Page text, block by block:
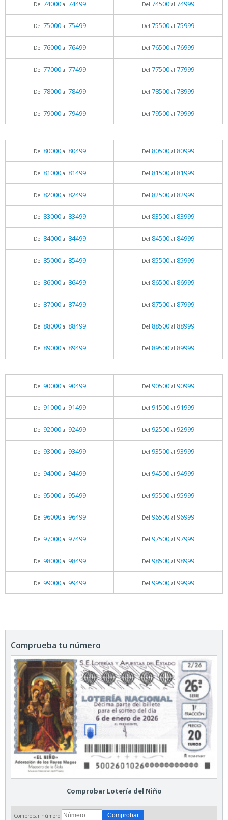
Del 74000al 74499 Del 74500al 74999
Del 75000al 75499 Del 75500al 75999
Del 76000al 76499 Del 76500al 76999
Del 77000al 77499 Del 77500al 77999
Del 78000al 78499 Del 78500al 78999
Del 79000al 79499 Del 79500al 79999
Del 80000al 80499 Del 80500al 80999
Del 81000al 81499 Del 81500al 81999
Del 82000al 82499 Del 82500al 82999
Del 83000al 83499 Del 83500al 83999
Del 84000al 84499 Del 84500al 84999
Del 85000al 85499 Del 85500al 85999
Del 86000al 86499 Del 86500al 86999
Del 87000al 87499 Del 87500al 87999
Del 88000al 88499 Del 88500al 88999
Del 89000al 89499 Del 89500al 89999
Del 90000al 90499 Del 90500al 90999
Del 91000al 91499 Del 91500al 91999
Del 92000al 92499 Del 92500al 92999
Del 93000al 93499 Del 93500al 93999
Del 94000al 94499 Del 94500al 94999
Del 95000al 95499 Del 95500al 95999
Del 96000al 96499 Del 96500al 96999
Del 97000al 97499 Del 97500al 97999
Del 98000al 98499 Del 98500al 98999
Del 99000al 99499 Del 99500al 99999
Comprueba tu número
Comprobar Lotería del Niño
Comprobar número: